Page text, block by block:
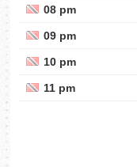
08 pm
09 pm
10 pm
11 pm